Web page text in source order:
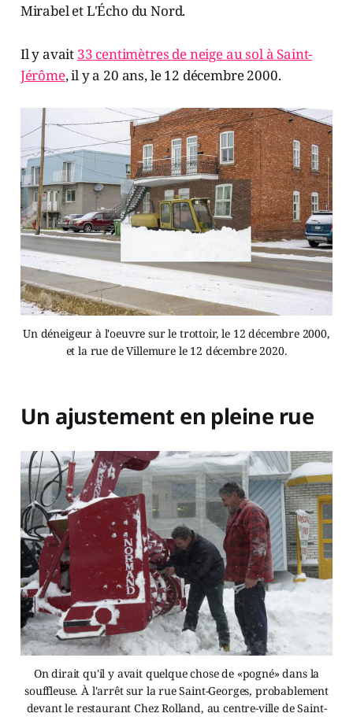
Mirabel et L'Écho du Nord.
Il y avait 33 centimètres de neige au sol à Saint-
Jérôme, il y a 20 ans, le 12 décembre 2000.
Un déneigeur à l'oeuvre sur le trottoir, le 12 décembre 2000,
et la rue de Villemure le 12 décembre 2020.
Un ajustement en pleine rue
On dirait qu'il y avait quelque chose de «pogné» dans la
souffleuse. À l'arrêt sur la rue Saint-Georges, probablement
devant le restaurant Chez Rolland, au centre-ville de Saint-